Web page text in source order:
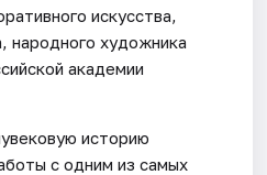
искусства,
народного художника
академии
историю
с одним из самых